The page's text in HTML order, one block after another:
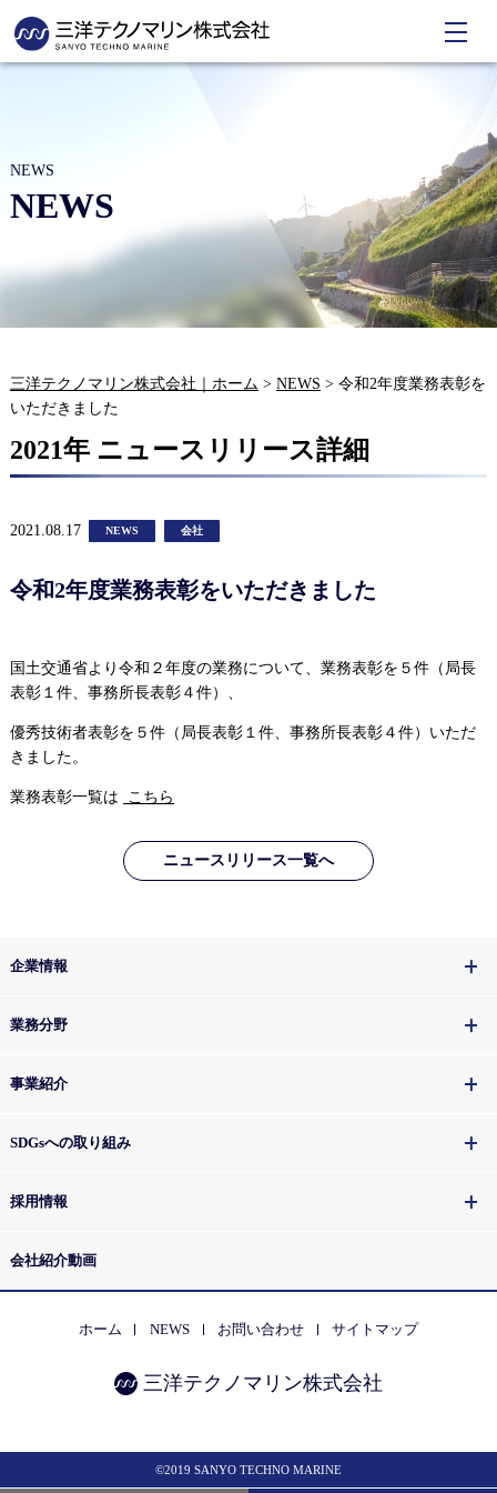
NEWS
NEWS
三洋テクノマリン株式会社｜ホーム > NEWS > 令和2年度業務表彰を
いただきました
2021年 ニュースリリース詳細
2021.08.17 NEWS 会社
令和2年度業務表彰をいただきました
国土交通省より令和２年度の業務について、業務表彰を５件（局長
表彰１件、事務所長表彰４件）、
優秀技術者表彰を５件（局長表彰１件、事務所長表彰４件）いただ
きました。
業務表彰一覧は こちら
ニュースリリース一覧へ
三洋テクノマリン株式会社
ホーム NEWS お問い合わせ サイトマップ
企業情報
業務分野
事業紹介
SDGsへの取り組み
採用情報
会社紹介動画
©2019 SANYO TECHNO MARINE